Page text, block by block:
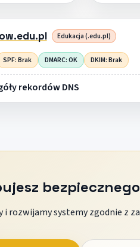
Edukacja (.edu.pl)
SPF: Brak DMARC: OK DKIM: Brak
rekordów DNS
rozwijamy systemy zgodnie z